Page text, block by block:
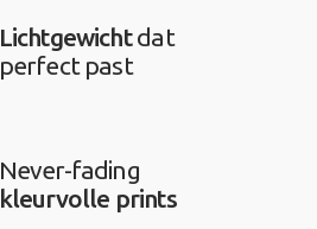
Lichtgewichtdat
perfect past
Never-fading
kleurvolle prints